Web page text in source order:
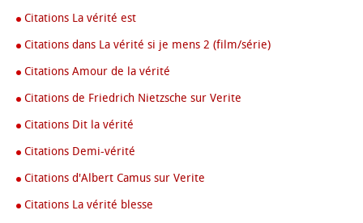
Citations La vérité est
Citations dans La vérité si je mens 2 (film/série)
Citations Amour de la vérité
Citations de Friedrich Nietzsche sur Verite
Citations Dit la vérité
Citations Demi-vérité
Citations d'Albert Camus sur Verite
Citations La vérité blesse